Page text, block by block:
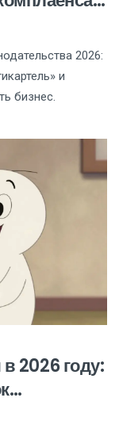
2026:
и
бизнес.
2026 году: